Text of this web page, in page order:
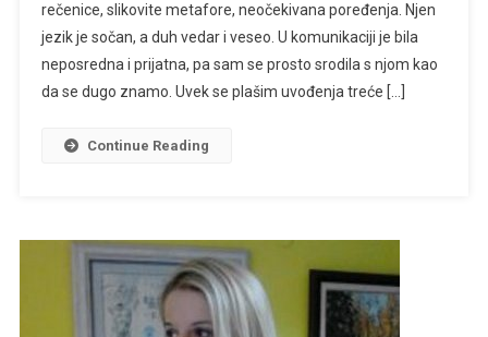
PREDSTAVLJA
rečenice, slikovite metafore, neočekivana poređenja. Njen
jezik je sočan, a duh vedar i veseo. U komunikaciji je bila
neposredna i prijatna, pa sam se prosto srodila s njom kao
da se dugo znamo. Uvek se plašim uvođenja treće […]
Continue Reading